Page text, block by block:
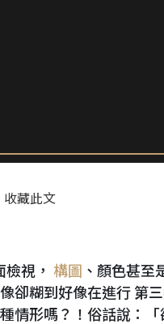
收藏此文
視， 構圖 、顏色甚至
卻糊到好像在進行 第
情形嗎？！俗話說：